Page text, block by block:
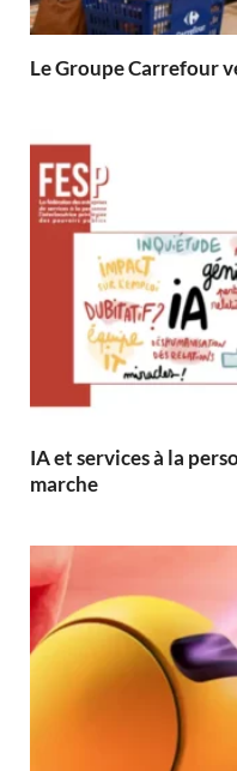
Le Groupe Carrefour
IA et services à la
marche